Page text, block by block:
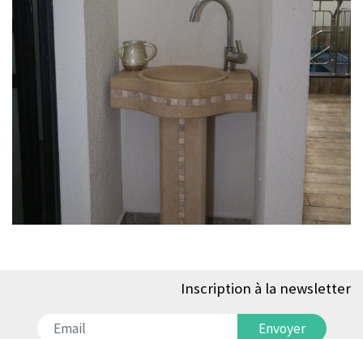
Inscription à la newsletter
Envoyer